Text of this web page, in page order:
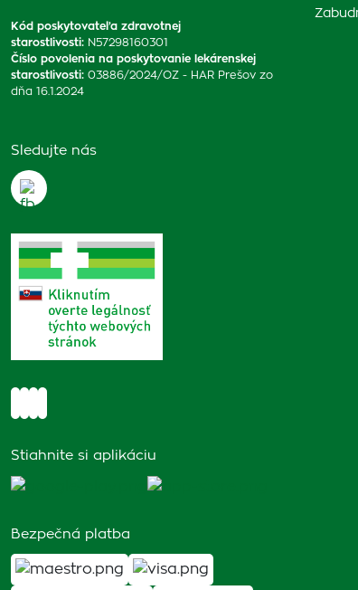
Kód poskytovateľa zdravotnej
starostlivosti: N57298160301
Číslo povolenia na poskytovanie lekárenskej
starostlivosti: 03886/2024/OZ - HAR Prešov zo
dňa 16.1.2024
Sledujte nás
Stiahnite si aplikáciu
Bezpečná platba